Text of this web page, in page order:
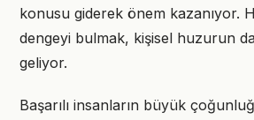
konusu giderek önem kazanıyor.
dengeyi bulmak, kişisel huzurun
geliyor.
Başarılı insanların büyük